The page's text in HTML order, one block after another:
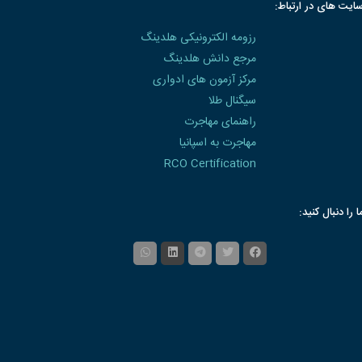
های در ارتباط:
رزومه الکترونیکی هلدینگ
مرجع دانش هلدینگ
مرکز آزمون های ادواری
سیگنال طلا
راهنمای مهاجرت
مهاجرت به اسپانیا
RCO Certification
را دنبال کنید: